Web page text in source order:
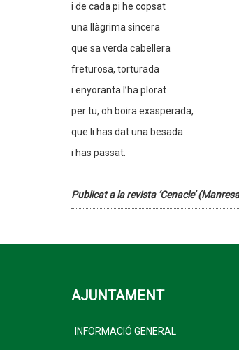
i de cada pi he copsat
una llàgrima sincera
que sa verda cabellera
freturosa, torturada
i enyoranta l’ha plorat
per tu, oh boira exasperada,
que li has dat una besada
i has passat.
Publicat a la revista ‘Cenacle’
AJUNTAMENT
INFORMACIÓ GENERAL